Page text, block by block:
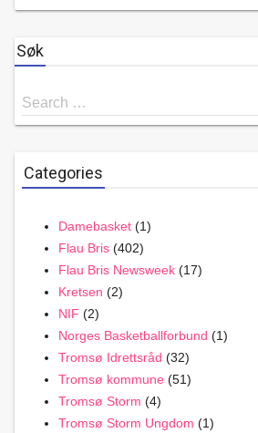
Søk
Search
for
Search …
Categories
Damebasket (1)
Flau Bris (402)
Flau Bris Newsweek (17)
Kretsen (2)
NIF (2)
Norges Basketballforbund (1)
Tromsø Idrettsråd (32)
Tromsø kommune (51)
Tromsø Storm (4)
Tromsø Storm Ungdom (1)